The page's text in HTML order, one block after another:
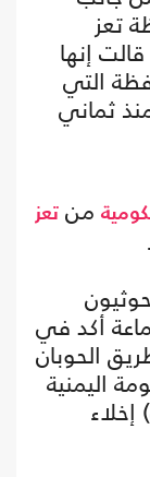
تعز
إنها
التي
ثماني
من تعز
أكد في
الحوبان
اليمنية